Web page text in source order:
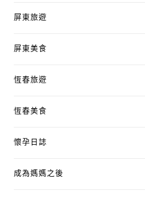
屏東旅遊
屏東美食
恆春旅遊
恆春美食
懷孕日誌
成為媽媽之後